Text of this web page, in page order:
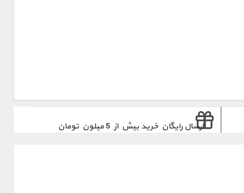
ارسال رایگان خرید بیش از 5 میلون تومان